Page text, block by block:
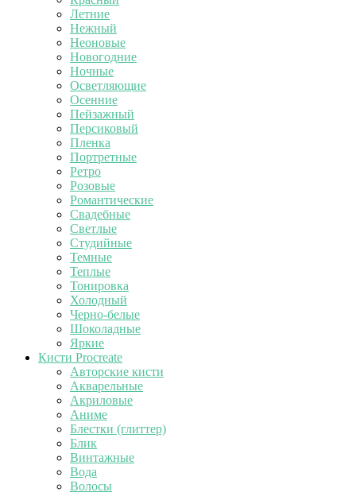
Летние
Нежный
Неоновые
Новогодние
Ночные
Осветляющие
Осенние
Пейзажный
Персиковый
Пленка
Портретные
Ретро
Розовые
Романтические
Свадебные
Светлые
Студийные
Темные
Теплые
Тонировка
Холодный
Черно-белые
Шоколадные
Яркие
Кисти Procreate
Авторские кисти
Акварельные
Акриловые
Аниме
Блестки (глиттер)
Блик
Винтажные
Вода
Волосы